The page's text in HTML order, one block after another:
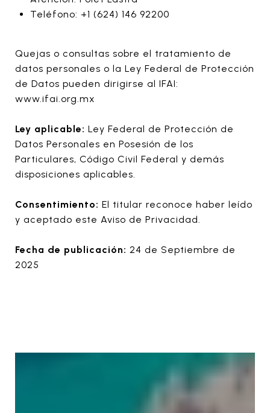
Teléfono: +1 (624) 146 92200
Quejas o consultas sobre el tratamiento de
datos personales o la Ley Federal de Protección
de Datos pueden dirigirse al IFAI:
www.ifai.org.mx
Ley aplicable: Ley Federal de Protección de
Datos Personales en Posesión de los
Particulares, Código Civil Federal y demás
disposiciones aplicables.
Consentimiento: El titular reconoce haber leído
y aceptado este Aviso de Privacidad.
Fecha de publicación: 24 de Septiembre de
2025